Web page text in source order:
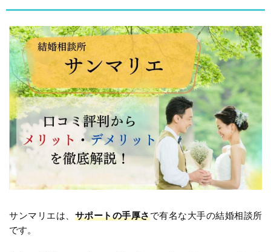
サンマリエは、 サポートの手厚さで有名な大手の結婚相談所
です。